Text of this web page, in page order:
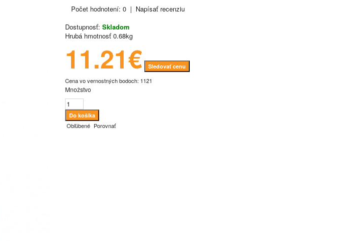
Počet hodnotení: 0 | Napísať recenziu
Dostupnosť: Skladom
Hrubá hmotnosť 0.68kg
11.21€ Sledovať cenu
Cena vo vernostných bodoch: 1121
Množstvo
Obľúbené Porovnať